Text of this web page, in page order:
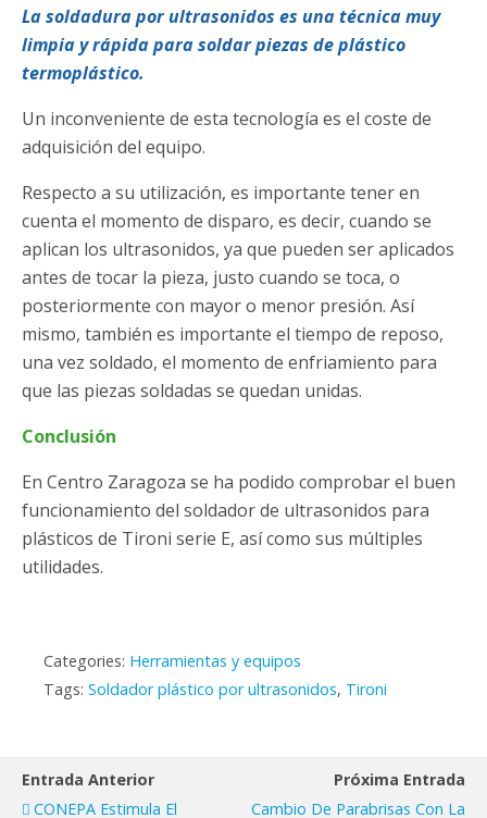
La soldadura por ultrasonidos es una técnica muy
limpia y rápida para soldar piezas de plástico
termoplástico.
Un inconveniente de esta tecnología es el coste de
adquisición del equipo.
Respecto a su utilización, es importante tener en
cuenta el momento de disparo, es decir, cuando se
aplican los ultrasonidos, ya que pueden ser aplicados
antes de tocar la pieza, justo cuando se toca, o
posteriormente con mayor o menor presión. Así
mismo, también es importante el tiempo de reposo,
una vez soldado, el momento de enfriamiento para
que las piezas soldadas se quedan unidas.
Conclusión
En Centro Zaragoza se ha podido comprobar el buen
funcionamiento del soldador de ultrasonidos para
plásticos de Tironi serie E, así como sus múltiples
utilidades.
Categories: Herramientas y equipos
Tags: Soldador plástico por ultrasonidos, Tironi
Entrada Anterior
CONEPA Estimula El
Próxima Entrada
Cambio De Parabrisas Con La